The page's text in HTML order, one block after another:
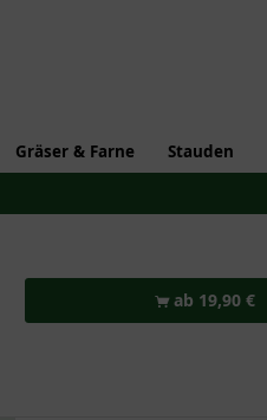
Gräser & Farne Stauden
ab 19,90 €